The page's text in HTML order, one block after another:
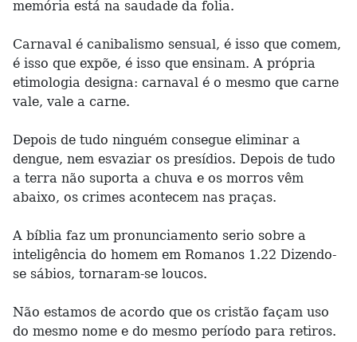
memória está na saudade da folia.
Carnaval é canibalismo sensual, é isso que comem,
é isso que expõe, é isso que ensinam. A própria
etimologia designa: carnaval é o mesmo que carne
vale, vale a carne.
Depois de tudo ninguém consegue eliminar a
dengue, nem esvaziar os presídios. Depois de tudo
a terra não suporta a chuva e os morros vêm
abaixo, os crimes acontecem nas praças.
A bíblia faz um pronunciamento serio sobre a
inteligência do homem em Romanos 1.22 Dizendo-
se sábios, tornaram-se loucos.
Não estamos de acordo que os cristão façam uso
do mesmo nome e do mesmo período para retiros.